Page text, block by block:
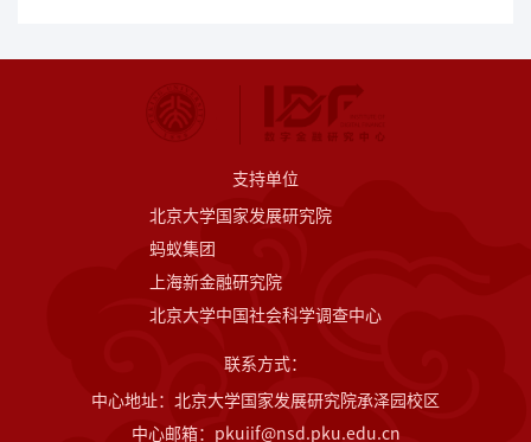
支持单位
北京大学国家发展研究院
蚂蚁集团
上海新金融研究院
北京大学中国社会科学调查中心
联系方式：
中心地址：北京大学国家发展研究院承泽园校区
中心邮箱：pkuiif@nsd.pku.edu.cn